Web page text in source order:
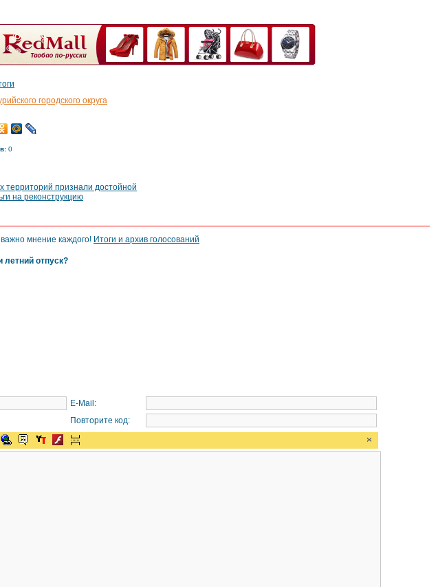
городского округа
0
территорий признали достойной
на реконструкцию
мнение каждого! Итоги и архив голосований
летний отпуск?
E-Mail:
Повторите код: